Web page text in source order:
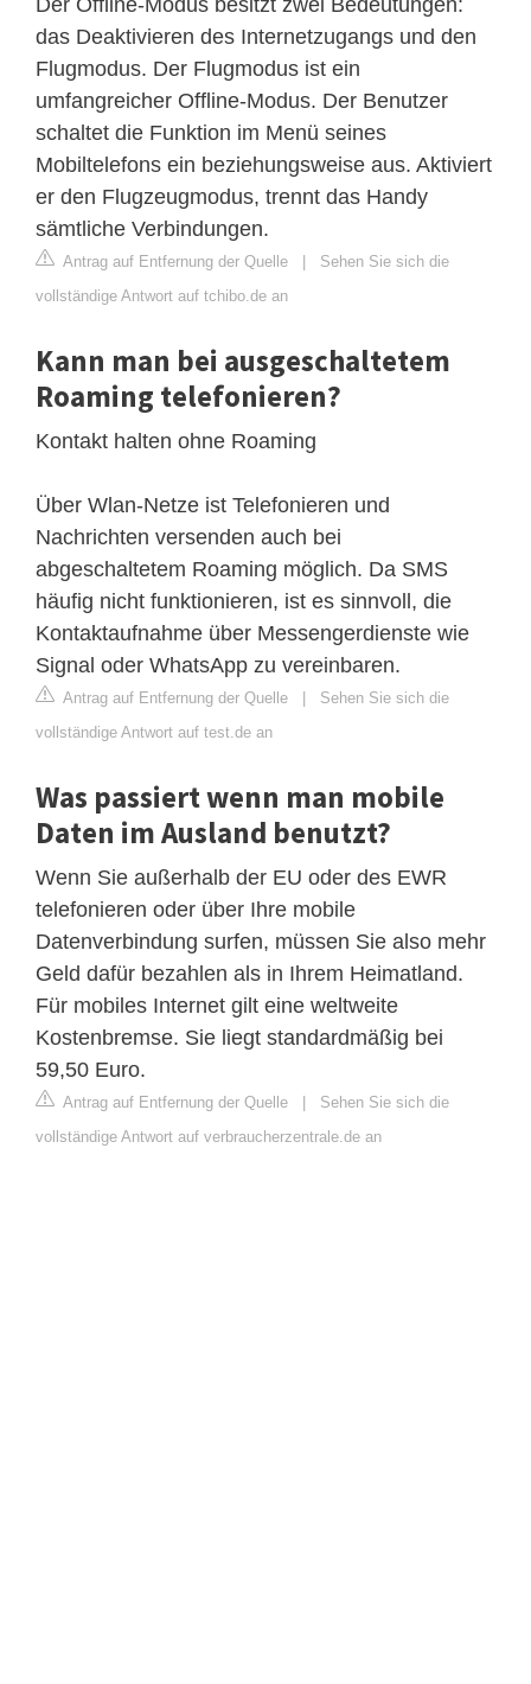
das Deaktivieren des Internetzugangs und den
Flugmodus. Der Flugmodus ist ein
umfangreicher Offline-Modus. Der Benutzer
schaltet die Funktion im Menü seines
Mobiltelefons ein beziehungsweise aus. Aktiviert
er den Flugzeugmodus, trennt das Handy
sämtliche Verbindungen.
Antrag auf Entfernung der Quelle | Sehen Sie sich die
vollständige Antwort auf tchibo.de an
Kann man bei ausgeschaltetem
Roaming telefonieren?
Kontakt halten ohne Roaming
Über Wlan-Netze ist Telefonieren und
Nachrichten versenden auch bei
abgeschaltetem Roaming möglich. Da SMS
häufig nicht funktionieren, ist es sinnvoll, die
Kontaktaufnahme über Messengerdienste wie
Signal oder WhatsApp zu vereinbaren.
Antrag auf Entfernung der Quelle | Sehen Sie sich die
vollständige Antwort auf test.de an
Was passiert wenn man mobile
Daten im Ausland benutzt?
Wenn Sie außerhalb der EU oder des EWR
telefonieren oder über Ihre mobile
Datenverbindung surfen, müssen Sie also mehr
Geld dafür bezahlen als in Ihrem Heimatland.
Für mobiles Internet gilt eine weltweite
Kostenbremse. Sie liegt standardmäßig bei
59,50 Euro.
Antrag auf Entfernung der Quelle | Sehen Sie sich die
vollständige Antwort auf verbraucherzentrale.de an